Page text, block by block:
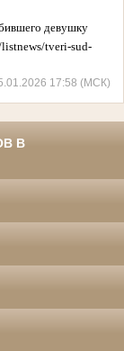
девушку
tveri-sud-
17:58 (МСК)
В